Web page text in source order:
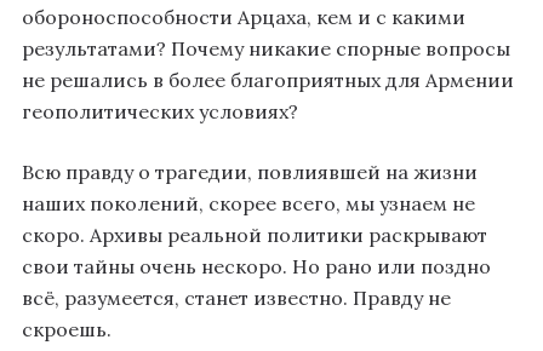
обороноспособности Арцаха, кем и с какими
результатами? Почему никакие спорные вопросы
не решались в более благоприятных для Армении
геополитических условиях?
Всю правду о трагедии, повлиявшей на жизни
наших поколений, скорее всего, мы узнаем не
скоро. Архивы реальной политики раскрывают
свои тайны очень нескоро. Но рано или поздно
всё, разумеется, станет известно. Правду не
скроешь.